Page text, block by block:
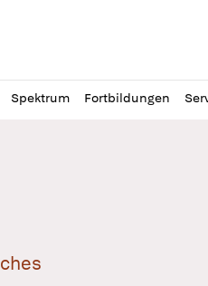
Spektrum Fortbildungen